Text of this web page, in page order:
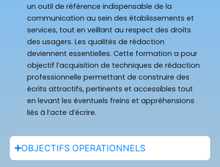
un outil de référence indispensable de la
communication au sein des établissements et
services, tout en veillant au respect des droits
des usagers. Les qualités de rédaction
deviennent essentielles. Cette formation a pour
objectif l’acquisition de techniques de rédaction
professionnelle permettant de construire des
écrits attractifs, pertinents et accessibles tout
en levant les éventuels freins et appréhensions
liés à l’acte d’écrire.
OBJECTIFS OPERATIONNELS